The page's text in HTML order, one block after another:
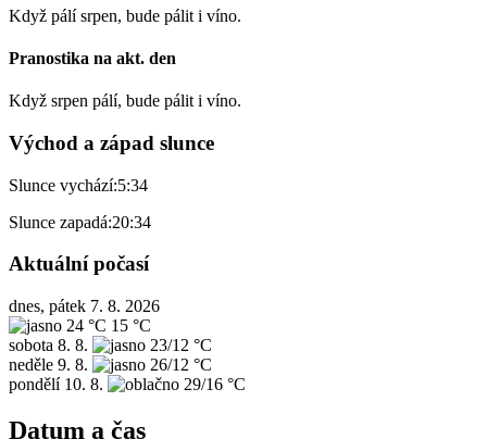
Když pálí srpen, bude pálit i víno.
Pranostika na akt. den
Když srpen pálí, bude pálit i víno.
Východ a západ slunce
Slunce vychází:5:34
Slunce zapadá:20:34
Aktuální počasí
dnes, pátek 7. 8. 2026
24 °C 15 °C
sobota 8. 8.
23/12 °C
neděle 9. 8.
26/12 °C
pondělí 10. 8. 29/16 °C
Datum a čas